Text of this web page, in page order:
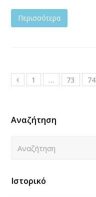
Περισσότερα
1 … 73 74
Αναζήτηση
Ιστορικό